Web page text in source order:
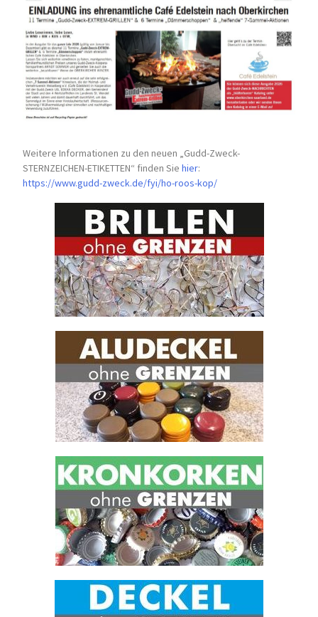
Weitere Informationen zu den neuen „Gudd-Zweck-
STERNZEICHEN-ETIKETTEN“ finden Siehier:
https://www.gudd-zweck.de/fyi/ho-roos-kop/